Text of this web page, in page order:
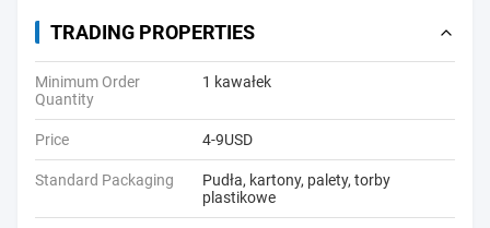
TRADING PROPERTIES
Minimum Order
Quantity
1 kawałek
Price 4-9USD
Standard Packaging
Pudła, kartony, palety, torby
plastikowe